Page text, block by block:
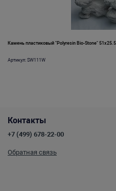
Камень пластиковый "Polyresin Bio-Stone"
Артикул: SW111W
Контакты
+7 (499) 678-22-00
Обратная связь